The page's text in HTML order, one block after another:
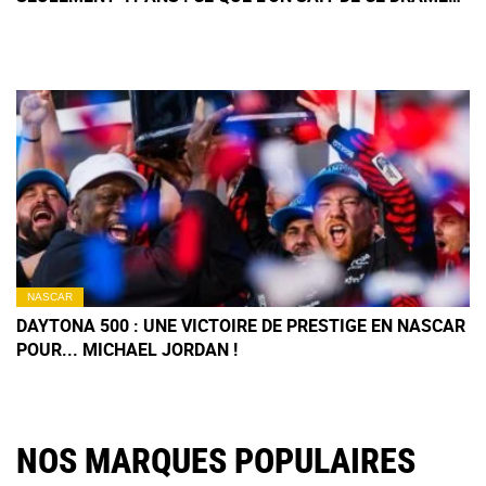
NASCAR
DAYTONA 500 : UNE VICTOIRE DE PRESTIGE EN NASCAR
POUR... MICHAEL JORDAN !
NOS MARQUES POPULAIRES